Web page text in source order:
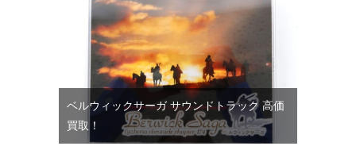
ベルウィックサーガ サウンドトラック 高価
買取！